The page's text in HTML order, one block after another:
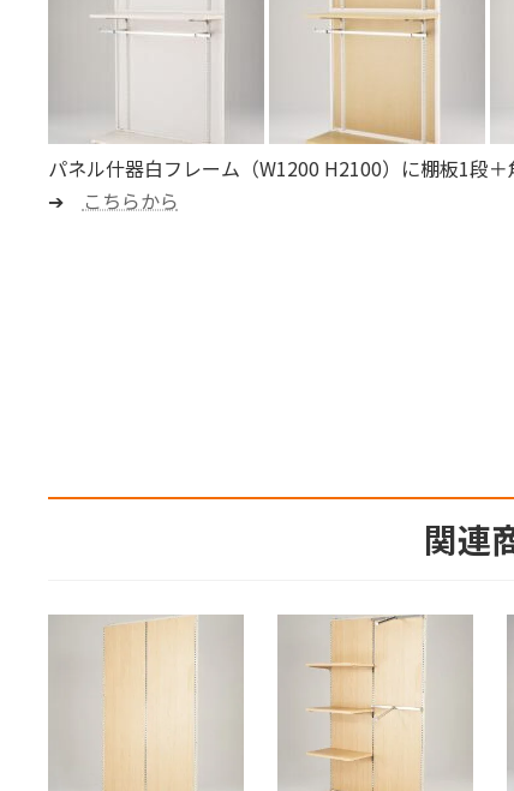
パネル什器白フレーム（W1200 H2100）に棚板1段
➔
こちらから
関連